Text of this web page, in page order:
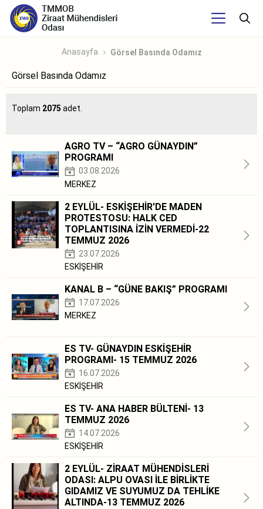
Anasayfa Görsel Basında Odamız
Görsel Basında Odamız
Toplam 2075 adet.
AGRO TV – “AGRO GÜNAYDIN”
PROGRAMI
03.08.2026
MERKEZ
2 EYLÜL- ESKİŞEHİR'DE MADEN
PROTESTOSU: HALK CED
TOPLANTISINA İZİN VERMEDİ-22
TEMMUZ 2026
23.07.2026
ESKİŞEHİR
KANAL B – “GÜNE BAKIŞ” PROGRAMI
17.07.2026
MERKEZ
ES TV- GÜNAYDIN ESKİŞEHİR
PROGRAMI- 15 TEMMUZ 2026
16.07.2026
ESKİŞEHİR
ES TV- ANA HABER BÜLTENİ- 13
TEMMUZ 2026
14.07.2026
ESKİŞEHİR
2 EYLÜL- ZİRAAT MÜHENDİSLERİ
ODASI: ALPU OVASI İLE BİRLİKTE
GIDAMIZ VE SUYUMUZ DA TEHLİKE
ALTINDA-13 TEMMUZ 2026